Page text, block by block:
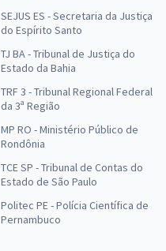
SEJUS ES - Secretaria da Justiça
do Espírito Santo
TJ BA - Tribunal de Justiça do
Estado da Bahia
TRF 3 - Tribunal Regional Federal
da 3ª Região
MP RO - Ministério Público de
Rondônia
TCE SP - Tribunal de Contas do
Estado de São Paulo
Politec PE - Polícia Científica de
Pernambuco